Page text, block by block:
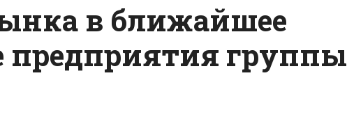
в ближайшее
предприятия группы